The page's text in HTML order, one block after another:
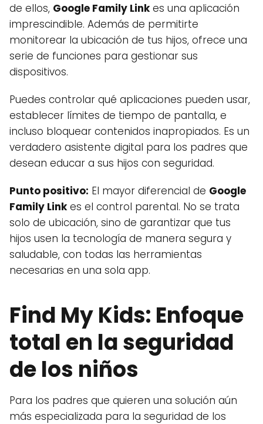
de ellos, Google Family Linkes una aplicación
imprescindible. Además de permitirte
monitorear la ubicación de tus hijos, ofrece una
serie de funciones para gestionar sus
dispositivos.
Puedes controlar qué aplicaciones pueden usar,
establecer límites de tiempo de pantalla, e
incluso bloquear contenidos inapropiados. Es un
verdadero asistente digital para los padres que
desean educar a sus hijos con seguridad.
Punto positivo: El mayor diferencial de Google
Family Linkes el control parental. No se trata
solo de ubicación, sino de garantizar que tus
hijos usen la tecnología de manera segura y
saludable, con todas las herramientas
necesarias en una sola app.
Find My Kids: Enfoque
total en la seguridad
de los niños
Para los padres que quieren una solución aún
más especializada para la seguridad de los